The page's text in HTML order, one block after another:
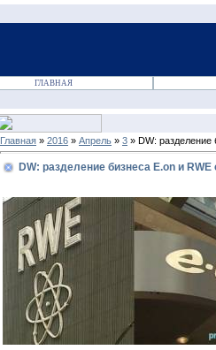
ГЛАВНАЯ
Главная » 2016 » Апрель » 3 » DW: разделение
DW: разделение бизнеса E.on и